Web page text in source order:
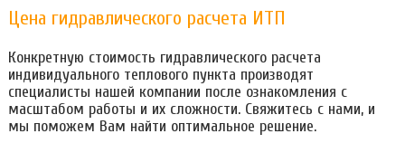
Цена гидравлического расчета ИТП
Конкретную стоимость гидравлического расчета
индивидуального теплового пункта производят
специалисты нашей компании после ознакомления с
масштабом работы и их сложности. Свяжитесь с нами, и
мы поможем Вам найти оптимальное решение.